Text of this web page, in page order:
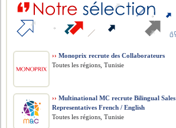
›› Monoprix recrute des Collaborateurs
Toutes les régions, Tunisie
›› Multinational MC recrute Bilingual Sales
Representatives French / English
Toutes les régions, Tunisie